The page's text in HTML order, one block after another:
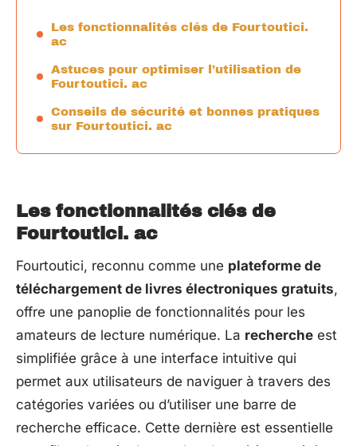
Les fonctionnalités clés de Fourtoutici.
ac
Astuces pour optimiser l’utilisation de
Fourtoutici. ac
Conseils de sécurité et bonnes pratiques
sur Fourtoutici. ac
Les fonctionnalités clés de
Fourtoutici. ac
Fourtoutici, reconnu comme une plateforme de
téléchargement de livres électroniques gratuits,
offre une panoplie de fonctionnalités pour les
amateurs de lecture numérique. La recherche est
simplifiée grâce à une interface intuitive qui
permet aux utilisateurs de naviguer à travers des
catégories variées ou d’utiliser une barre de
recherche efficace. Cette dernière est essentielle